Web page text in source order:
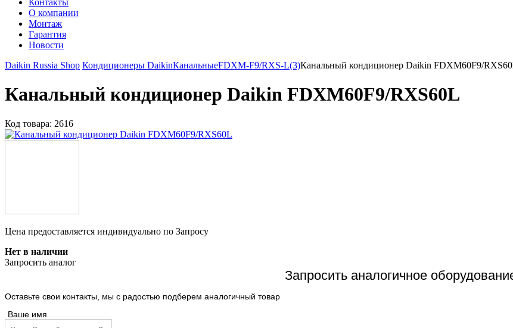
Контакты
О компании
Монтаж
Гарантия
Новости
Daikin Russia Shop Кондиционеры DaikinКанальныеFDXM-F9/RXS-L(3)Канальный кондиционер Daikin FDXM60F9/
Канальный кондиционер Daikin FDXM60F9/RXS60L
Код товара: 2616
Цена предоставляется индивидуально по Запросу
Нет в наличии
Запросить аналог
Запросить аналогичное
Оставьте свои контакты, мы с радостью подберем аналогичный товар
Ваше имя